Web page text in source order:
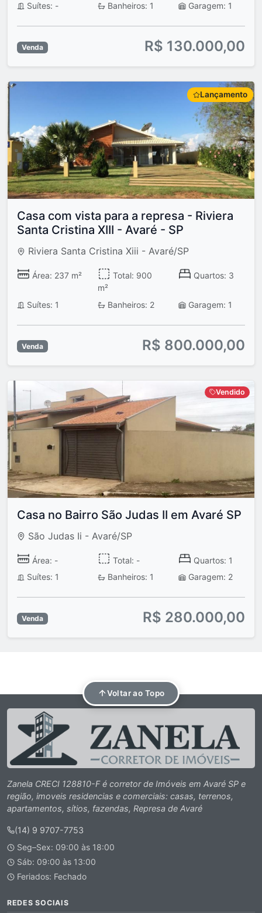
Suítes: -
Banheiros: 1 Garagem: 1
Venda R$ 130.000,00
Lançamento
Casa com vista para a represa - Riviera
Santa Cristina XIII - Avaré - SP
Riviera Santa Cristina Xiii - Avaré/SP
Área: 237 m²
Total: 900
m²
Quartos: 3
Suítes: 1 Banheiros: 2 Garagem: 1
Venda R$ 800.000,00
Vendido
Casa no Bairro São Judas II em Avaré SP
São Judas Ii - Avaré/SP
Área: - Total: -
Quartos: 1
Suítes: 1
Banheiros: 1 Garagem: 2
Venda R$ 280.000,00
Voltar ao Topo
Zanela CRECI 128810-F é corretor de Imóveis em Avaré SP e
região, imoveis residencias e comerciais: casas, terrenos,
apartamentos, sítios, fazendas, Represa de Avaré
(14) 9 9707-7753
Seg–Sex: 09:00 às 18:00
Sáb: 09:00 às 13:00
Feriados: Fechado
REDES SOCIAIS